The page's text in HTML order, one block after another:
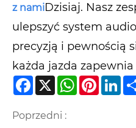
z namiDzisiaj. Nasz
ulepszyć system
precyzją i pewnością
każda jazda
Facebook
X WhatsApp
Poprzedni :